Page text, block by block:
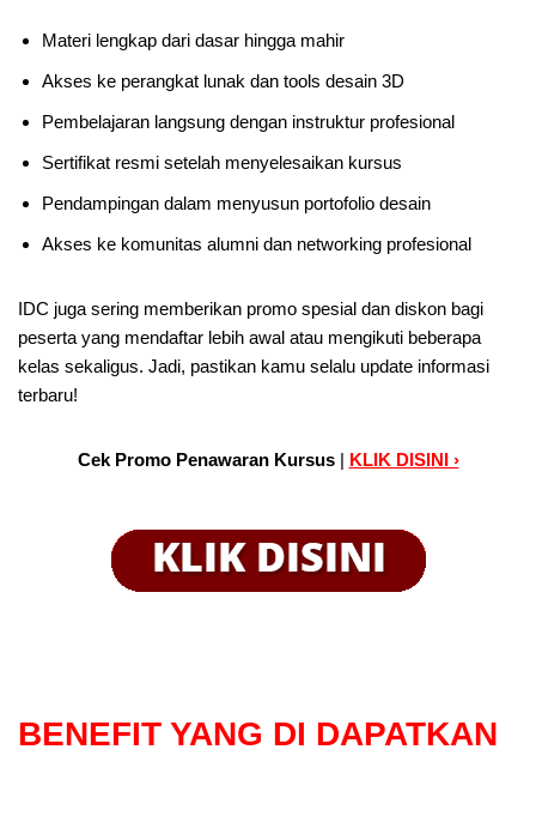
Materi lengkap dari dasar hingga mahir
Akses ke perangkat lunak dan tools desain 3D
Pembelajaran langsung dengan instruktur profesional
Sertifikat resmi setelah menyelesaikan kursus
Pendampingan dalam menyusun portofolio desain
Akses ke komunitas alumni dan networking profesional
IDC juga sering memberikan promo spesial dan diskon bagi
peserta yang mendaftar lebih awal atau mengikuti beberapa
kelas sekaligus. Jadi, pastikan kamu selalu update informasi
terbaru!
Cek Promo Penawaran Kursus | KLIK DISINI ›
BENEFIT YANG DI DAPATKAN